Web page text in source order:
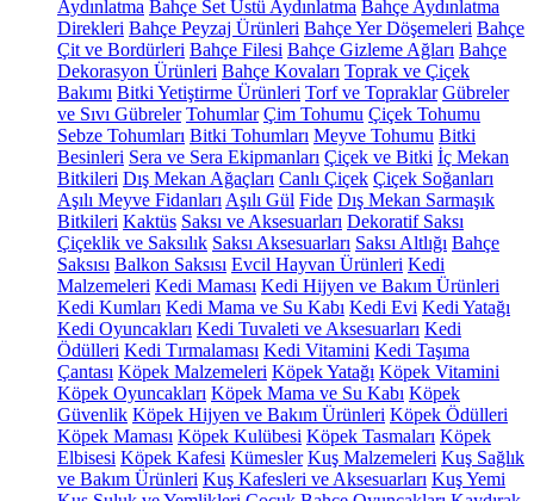
Aydınlatma Bahçe Set Üstü Aydınlatma Bahçe Aydınlatma
Direkleri Bahçe Peyzaj Ürünleri Bahçe Yer Döşemeleri Bahçe
Çit ve Bordürleri Bahçe Filesi Bahçe Gizleme Ağları Bahçe
Dekorasyon Ürünleri Bahçe Kovaları Toprak ve Çiçek
Bakımı Bitki Yetiştirme Ürünleri Torf ve Topraklar Gübreler
ve Sıvı Gübreler Tohumlar Çim Tohumu Çiçek Tohumu
Sebze Tohumları Bitki Tohumları Meyve Tohumu Bitki
Besinleri Sera ve Sera Ekipmanları Çiçek ve Bitki İç Mekan
Bitkileri Dış Mekan Ağaçları Canlı Çiçek Çiçek Soğanları
Aşılı Meyve Fidanları Aşılı Gül Fide Dış Mekan Sarmaşık
Bitkileri Kaktüs Saksı ve Aksesuarları Dekoratif Saksı
Çiçeklik ve Saksılık Saksı Aksesuarları Saksı Altlığı Bahçe
Saksısı Balkon Saksısı Evcil Hayvan Ürünleri Kedi
Malzemeleri Kedi Maması Kedi Hijyen ve Bakım Ürünleri
Kedi Kumları Kedi Mama ve Su Kabı Kedi Evi Kedi Yatağı
Kedi Oyuncakları Kedi Tuvaleti ve Aksesuarları Kedi
Ödülleri Kedi Tırmalaması Kedi Vitamini Kedi Taşıma
Çantası Köpek Malzemeleri Köpek Yatağı Köpek Vitamini
Köpek Oyuncakları Köpek Mama ve Su Kabı Köpek
Güvenlik Köpek Hijyen ve Bakım Ürünleri Köpek Ödülleri
Köpek Maması Köpek Kulübesi Köpek Tasmaları Köpek
Elbisesi Köpek Kafesi Kümesler Kuş Malzemeleri Kuş Sağlık
ve Bakım Ürünleri Kuş Kafesleri ve Aksesuarları Kuş Yemi